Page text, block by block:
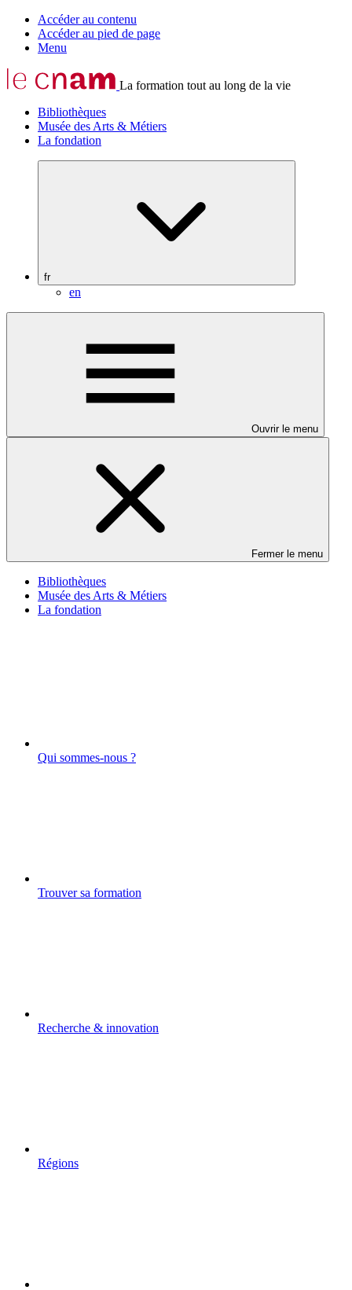
Accéder au contenu
Accéder au pied de page
Menu
La formation tout au long de la vie
Bibliothèques
Musée des Arts & Métiers
La fondation
fr
en
Ouvrir le menu
Fermer le menu
Bibliothèques
Musée des Arts & Métiers
La fondation
Qui sommes-nous ?
Trouver sa formation
Recherche & innovation
Régions